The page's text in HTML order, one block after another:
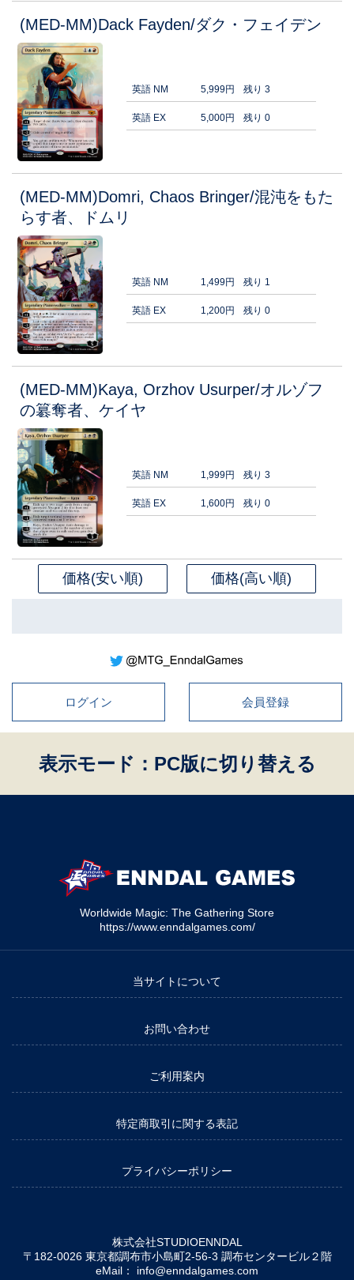
(MED-MM)Dack Fayden/ダク・フェイデン
英語 NM 5,999円 残り 3
英語 EX 5,000円 残り 0
(MED-MM)Domri, Chaos Bringer/混沌をもた
らす者、ドムリ
英語 NM 1,499円 残り 1
英語 EX 1,200円 残り 0
(MED-MM)Kaya, Orzhov Usurper/オルゾフ
の簒奪者、ケイヤ
英語 NM 1,999円 残り 3
英語 EX 1,600円 残り 0
価格(安い順) 価格(高い順)
ログイン 会員登録
表示モード：PC版に切り替える
Worldwide Magic: The Gathering Store
https://www.enndalgames.com/
当サイトについて
お問い合わせ
ご利用案内
特定商取引に関する表記
プライバシーポリシー
株式会社STUDIOENNDAL
〒182-0026 東京都調布市小島町2-56-3 調布センタービル２階
eMail： info@enndalgames.com